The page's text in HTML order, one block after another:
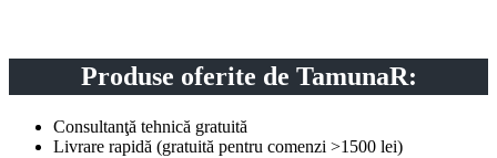
Produse oferite de TamunaR:
Consultanţă tehnică gratuită
Livrare rapidă (gratuită pentru comenzi >1500 lei)